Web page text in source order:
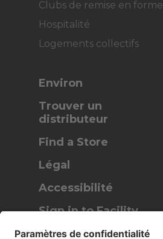
Clubs de remise en forme
Hospitalité
Logements collectifs
Environ
Trouver un
distributeur
Find a Store
Légal
Accessibilité
Sign in to Facility